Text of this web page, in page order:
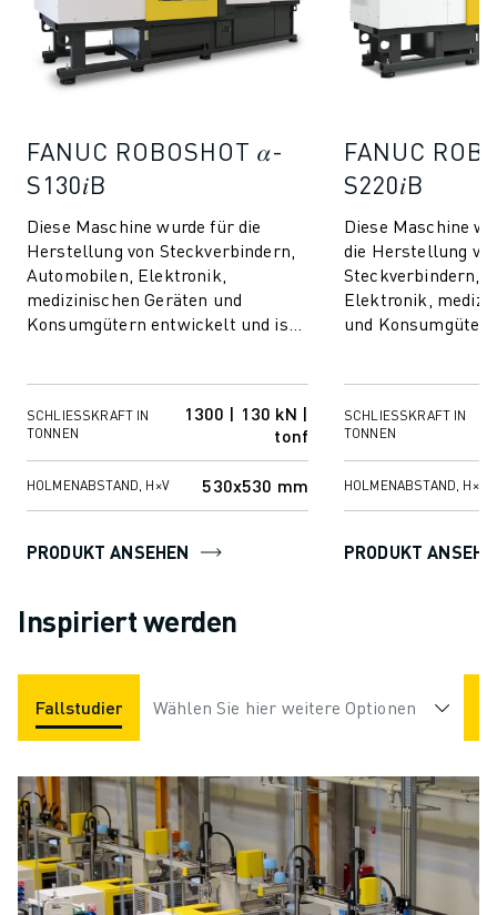
FANUC ROBOSHOT 𝛼-
S130𝑖B
Diese Maschine wurde für die
Herstellung von Steckverbindern,
Automobilen, Elektronik,
medizinischen Geräten und
Konsumgütern entwickelt und ist
SCHLIESSKRAFT IN T
ONNEN
1300 | 130 kN |
tonf
HOLMENABSTAND, H×V 530x530 mm
PRODUKT ANSEHEN
FANUC
S220𝑖B
Diese Maschine
die Herstellung
Steckverbindern,
Elektronik,
und
SCHLIESSKRAFT IN T
ONNEN
HOLMENABSTAND, H×V
PRODUKT
Inspiriert werden
Fallstudien Anwendungen Branchen
Wählen Sie hier weitere Optionen